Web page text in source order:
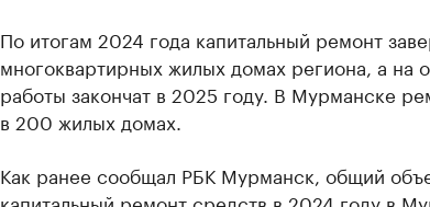
По итогам 2024 года капитальный ремонт
многоквартирных жилых домах региона, а на
работы закончат в 2025 году. В Мурманске
в 200 жилых домах.
Как ранее сообщал РБК Мурманск, общий